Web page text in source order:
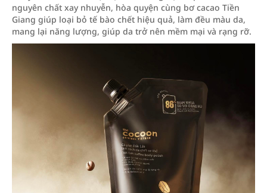
nguyên chất xay nhuyễn, hòa quyện cùng bơ cacao Tiền
Giang giúp loại bỏ tế bào chết hiệu quả, làm đều màu da,
mang lại năng lượng, giúp da trở nên mềm mại và rạng rỡ.